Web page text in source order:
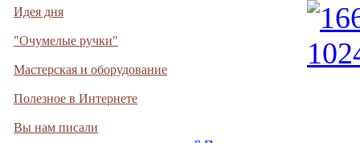
Идея дня
"Очумелые ручки"
Мастерская и оборудование
Полезное в Интернете
Вы нам писали